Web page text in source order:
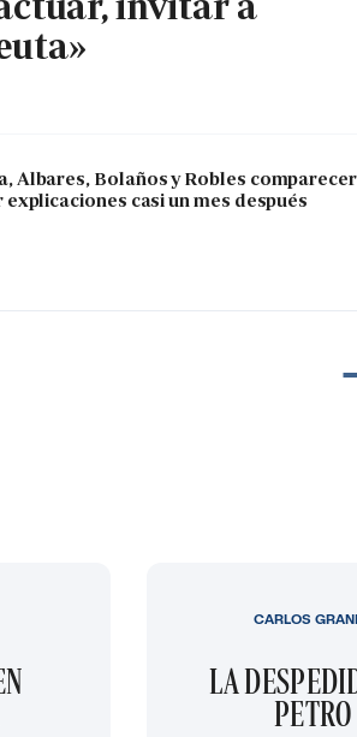
Albares, Bolaños y Robles
casi un mes después
LA
PETRO
CARLOS